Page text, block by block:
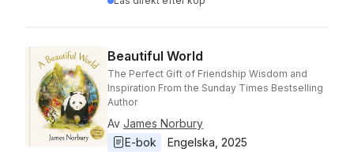
Beautiful World
The Perfect Gift of Friendship Wisdom and
Inspiration From the Sunday Times Bestselling
Author
Av James Norbury
E-bok
Engelska 2025